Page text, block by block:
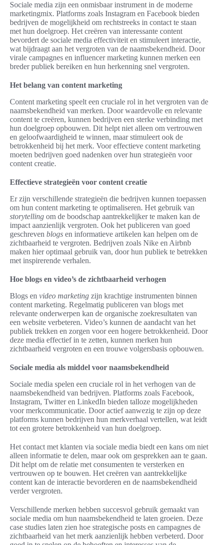
Sociale media zijn een onmisbaar instrument in de moderne
marketingmix. Platforms zoals Instagram en Facebook bieden
bedrijven de mogelijkheid om rechtstreeks in contact te staan
met hun doelgroep. Het creëren van interessante content
bevordert de sociale media effectiviteit en stimuleert interactie,
wat bijdraagt aan het vergroten van de naamsbekendheid. Door
virale campagnes en influencer marketing kunnen merken een
breder publiek bereiken en hun herkenning snel vergroten.
Het belang van content marketing
Content marketing speelt een cruciale rol in het vergroten van de
naamsbekendheid van merken. Door waardevolle en relevante
content te creëren, kunnen bedrijven een sterke verbinding met
hun doelgroep opbouwen. Dit helpt niet alleen om vertrouwen
en geloofwaardigheid te winnen, maar stimuleert ook de
betrokkenheid bij het merk. Voor effectieve content marketing
moeten bedrijven goed nadenken over hun strategieën voor
content creatie.
Effectieve strategieën voor content creatie
Er zijn verschillende strategieën die bedrijven kunnen toepassen
om hun content marketing te optimaliseren. Het gebruik van
storytelling om de boodschap aantrekkelijker te maken kan de
impact aanzienlijk vergroten. Ook het publiceren van goed
geschreven blogs en informatieve artikelen kan helpen om de
zichtbaarheid te vergroten. Bedrijven zoals Nike en Airbnb
maken hier optimaal gebruik van, door hun publiek te betrekken
met inspirerende verhalen.
Hoe blogs en video’s de zichtbaarheid verhogen
Blogs en video marketing zijn krachtige instrumenten binnen
content marketing. Regelmatig publiceren van blogs met
relevante onderwerpen kan de organische zoekresultaten van
een website verbeteren. Video’s kunnen de aandacht van het
publiek trekken en zorgen voor een hogere betrokkenheid. Door
deze media effectief in te zetten, kunnen merken hun
zichtbaarheid vergroten en een trouwe volgersbasis opbouwen.
Sociale media als middel voor naamsbekendheid
Sociale media spelen een cruciale rol in het verhogen van de
naamsbekendheid van bedrijven. Platforms zoals Facebook,
Instagram, Twitter en LinkedIn bieden talloze mogelijkheden
voor merkcommunicatie. Door actief aanwezig te zijn op deze
platforms kunnen bedrijven hun merkverhaal vertellen, wat leidt
tot een grotere betrokkenheid van hun doelgroep.
Het contact met klanten via sociale media biedt een kans om niet
alleen informatie te delen, maar ook om gesprekken aan te gaan.
Dit helpt om de relatie met consumenten te versterken en
vertrouwen op te bouwen. Het creëren van aantrekkelijke
content kan de interactie bevorderen en de naamsbekendheid
verder vergroten.
Verschillende merken hebben succesvol gebruik gemaakt van
sociale media om hun naamsbekendheid te laten groeien. Deze
case studies laten zien hoe strategische posts en campagnes de
zichtbaarheid van het merk aanzienlijk hebben verbeterd. Door